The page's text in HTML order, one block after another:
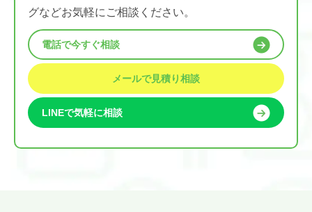
グなどお気軽にご相談ください。
電話で今すぐ相談
メールで見積り相談
LINEで気軽に相談